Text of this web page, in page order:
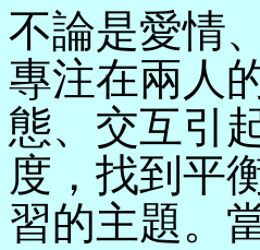
不論是愛情
專注在兩人
態、交互引
度，找到平
習的主題。